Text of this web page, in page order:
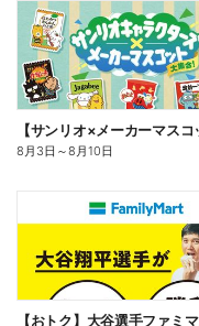
8月3日 ～8月10日